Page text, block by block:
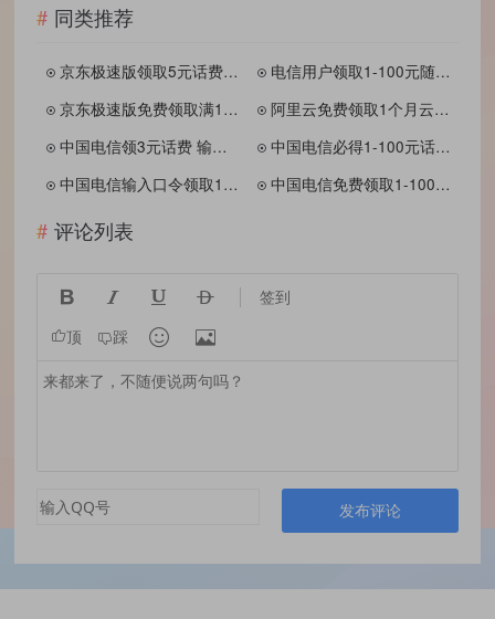
同类推荐
京东极速版领取5元话费券 亲测45充50
电信用户领取1-100元随后话费 亲测1元
京东极速版免费领取满10减5话费券
阿里云免费领取1个月云电脑 需要上！
中国电信领3元话费 输入口令即可 数量有限
中国电信必得1-100元话费 亲测1元话费
中国电信输入口令领取1-10元话费
中国电信免费领取1-100元话费 亲测
评论列表
    签到
顶 踩  
发布评论